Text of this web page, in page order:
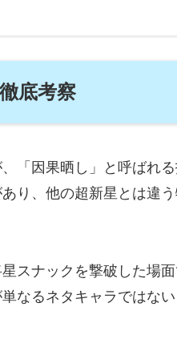
底考察
「因果晒し」と呼ばれ
り、他の超新星とは違
スナックを撃破した場
なるネタキャラではない